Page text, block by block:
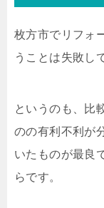
枚方市でリフォ
うことは失敗し
というのも、比
のの有利不利が
いたものが最良
らです。